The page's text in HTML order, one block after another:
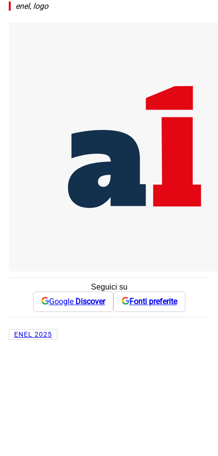
enel, logo
Seguici su
Google Discover Fonti preferite
ENEL 2025